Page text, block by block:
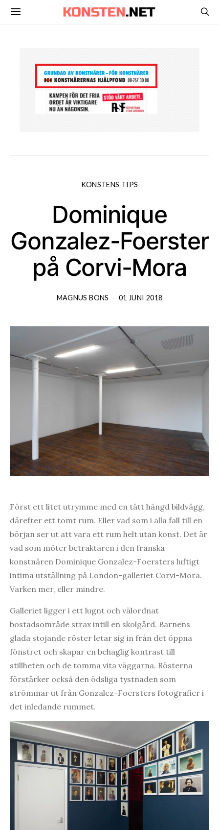
KONSTENS TIPS
Dominique
Gonzalez-Foerster
på Corvi-Mora
MAGNUS BONS 01 JUNI 2018
Först ett litet utrymme med en tätt hängd bildvägg,
därefter ett tomt rum. Eller vad som i alla fall till en
början ser ut att vara ett rum helt utan konst. Det är
vad som möter betraktaren i den franska
konstnären Dominique Gonzalez-Foersters luftigt
intima utställning på London-galleriet Corvi-Mora.
Varken mer, eller mindre.
Galleriet ligger i ett lugnt och välordnat
bostadsområde strax intill en skolgård. Barnens
glada stojande röster letar sig in från det öppna
fönstret och skapar en behaglig kontrast till
stillheten och de tomma vita väggarna. Rösterna
förstärker också den ödsliga tystnaden som
strömmar ut från Gonzalez-Foersters fotografier i
det inledande rummet.